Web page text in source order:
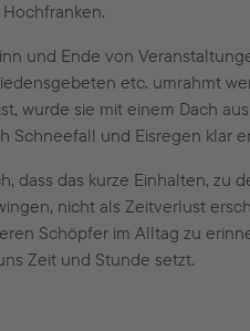
und Ende von
etc. umrahmt
wurde sie mit einem Dach
Schneefall und Eisregen klar
dass das kurze Einhalten, zu
nicht als Zeitverlust
Schöpfer im Alltag zu
Zeit und Stunde setzt.